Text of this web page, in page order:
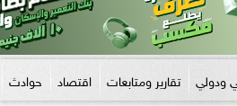
ودولي تقارير ومتابعات اقتصاد حوادث